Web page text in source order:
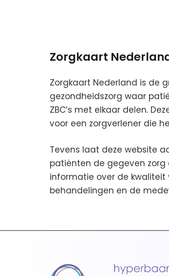
Zorgkaart
Zorgkaart Nederland is de
gezondheidszorg waar
ZBC’s met elkaar delen.
voor een zorgverlener die
Tevens laat deze website
patiënten de gegeven zorg
informatie over de kwaliteit
behandelingen en de